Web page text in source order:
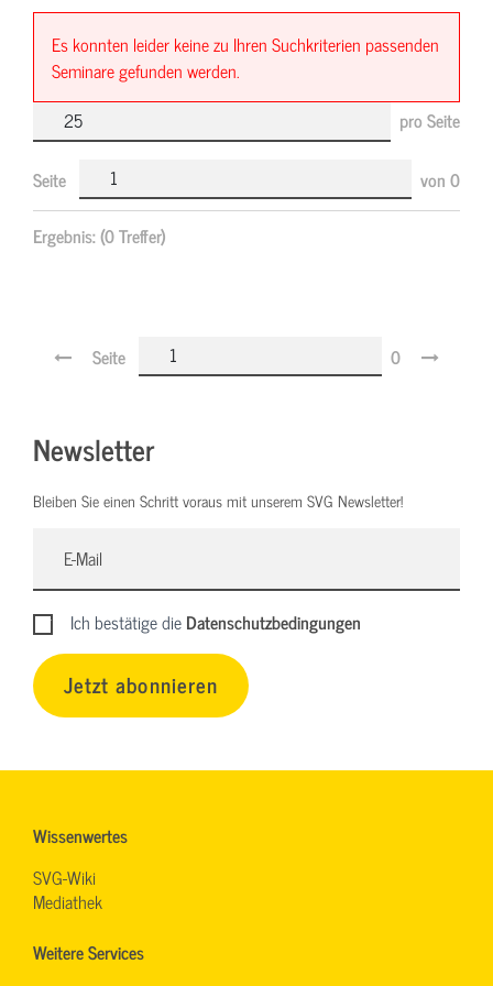
Es konnten leider keine zu Ihren Suchkriterien passenden
Seminare gefunden werden.
pro Seite
Seite von0
Ergebnis:(0 Treffer)
Seite 0
Newsletter
Bleiben Sie einen Schritt voraus mit unserem SVG Newsletter!
Ich bestätige dieDatenschutzbedingungen
Jetzt abonnieren
Wissenwertes
SVG-Wiki
Mediathek
Weitere Services